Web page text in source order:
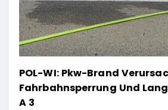
POL-WI: Pkw-Brand
Fahrbahnsperrung Und
A 3